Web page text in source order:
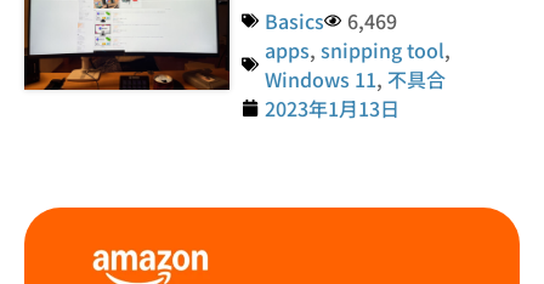
Basics
6,469
apps,snipping tool,
Windows 11, 不具合
2023年1月13日